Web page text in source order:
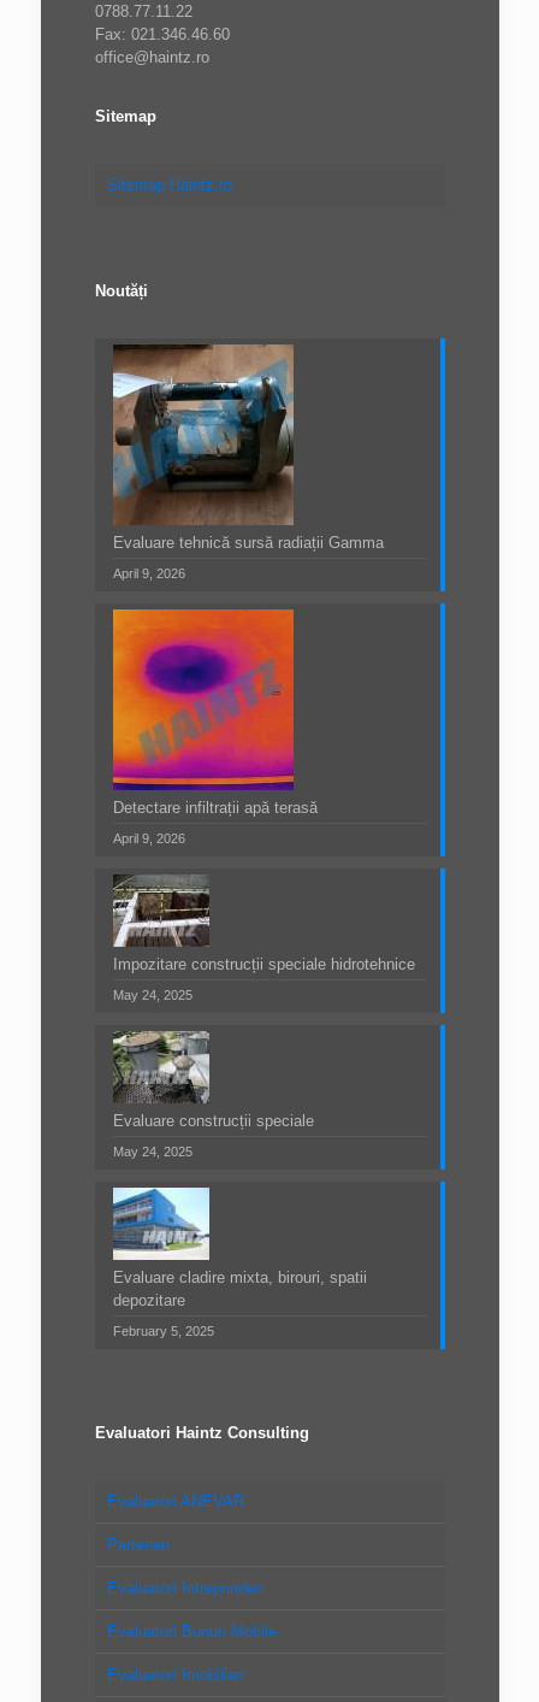
0788.77.11.22
Fax: 021.346.46.60
office@haintz.ro
Sitemap
Sitemap Haintz.ro
Noutăți
Evaluare tehnică sursă radiații Gamma
April 9, 2026
Detectare infiltrații apă terasă
April 9, 2026
Impozitare construcții speciale hidrotehnice
May 24, 2025
Evaluare construcții speciale
May 24, 2025
Evaluare cladire mixta, birouri, spatii
depozitare
February 5, 2025
Evaluatori Haintz Consulting
Evaluatori ANEVAR
Parteneri
Evaluatori Intreprinderi
Evaluatori Bunuri Mobile
Evaluatori Imobiliari